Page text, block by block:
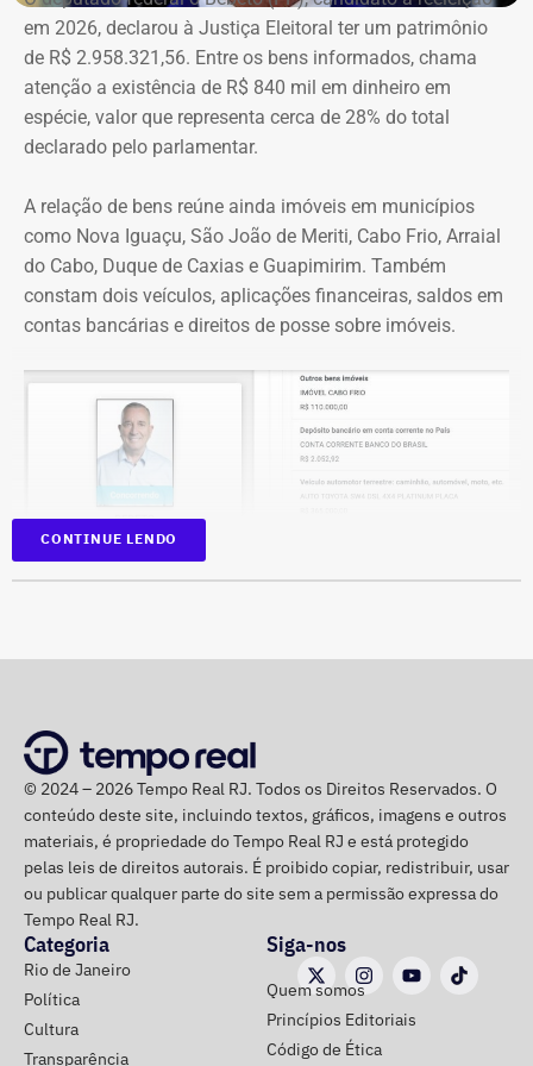
segundo a Ação Popular, foram as publicações em que
Crivella aparece anunciando entregas de obras e
reformas de praças, além de mensagens em primeira
pessoa, como: “Estamos aqui recuperando os aparelhos
da praça”.
*Com informações do g1
em 2026, declarou à Justiça Eleitoral ter um patrimônio
de R$ 2.958.321,56. Entre os bens informados, chama
atenção a existência de R$ 840 mil em dinheiro em
espécie, valor que representa cerca de 28% do total
declarado pelo parlamentar.
A relação de bens reúne ainda imóveis em municípios
como Nova Iguaçu, São João de Meriti, Cabo Frio, Arraial
do Cabo, Duque de Caxias e Guapimirim. Também
constam dois veículos, aplicações financeiras, saldos em
contas bancárias e direitos de posse sobre imóveis.
Deputados, o parlamentar havia informado R$
1.065.439,98 em bens. Na época, mantinha R$ 50 mil em
dinheiro vivo.
Em quatro anos, o patrimônio de Bebeto cresceu R$
1.892.881,58, alta de 177,7%. Já o valor mantido em
espécie saltou de R$ 50 mil para R$ 840 mil, aumento de
R$ 790 mil, ou 1.580%.
A relação de bens foi informada pelo próprio candidato à
Justiça Eleitoral durante o registro da candidatura. As
CONTINUE LENDO
© 2024 – 2026 Tempo Real RJ. Todos os Direitos Reservados. O
conteúdo deste site, incluindo textos, gráficos, imagens e outros
materiais, é propriedade do Tempo Real RJ e está protegido
pelas leis de direitos autorais. É proibido copiar, redistribuir, usar
ou publicar qualquer parte do site sem a permissão expressa do
Tempo Real RJ.
Categoria
Rio de Janeiro
Política
Cultura
Transparência
Siga-nos
Quem somos
Princípios Editoriais
Código de Ética